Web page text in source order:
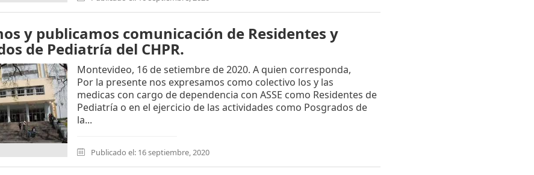
y publicamos comunicación de Residentes y
de Pediatría del CHPR.
Montevideo, 16 de setiembre de 2020. A quien corresponda,
Por la presente nos expresamos como colectivo los y las
medicas con cargo de dependencia con ASSE como Residentes de
Pediatría o en el ejercicio de las actividades como Posgrados de
la...
Publicado el: 16 septiembre, 2020